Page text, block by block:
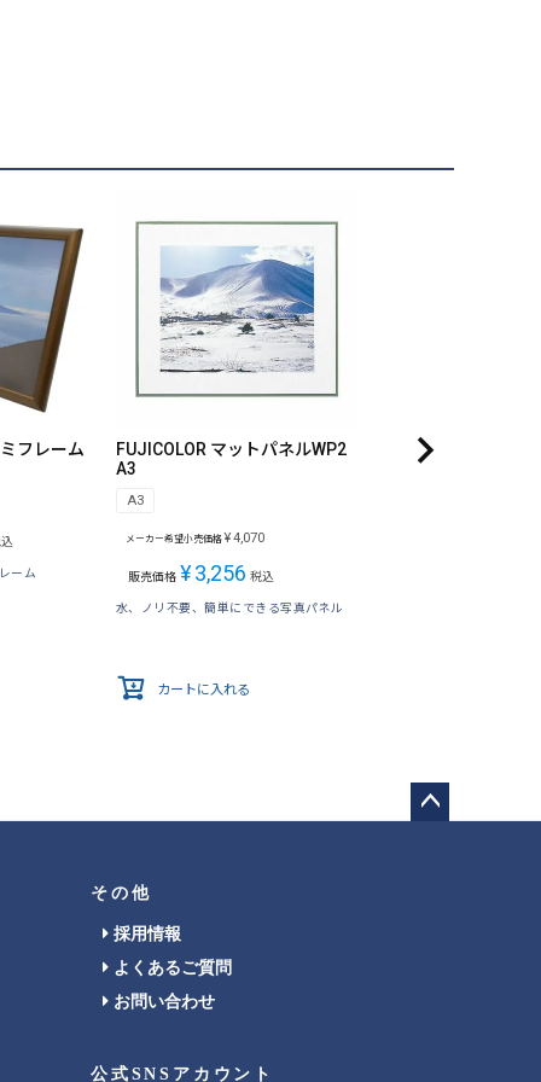
フレーム
ーム
FUJICOLOR マットパネルWP2
A3
A3
メーカー希望小売価格 ¥4,070
販売価格 ¥3,256 税込
水、ノリ不要、簡単にできる写真パネル
カートに入れる
その他
採用情報
よくあるご質問
お問い合わせ
公式SNSアカウント